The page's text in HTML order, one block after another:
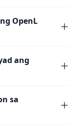
OpenL
ang
sa